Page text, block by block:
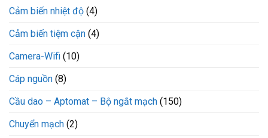
Cảm biến nhiệt độ (4)
Cảm biến tiệm cận (4)
Camera-Wifi (10)
Cáp nguồn (8)
Cầu dao – Aptomat – Bộ ngắt mạch (150)
Chuyển mạch (2)